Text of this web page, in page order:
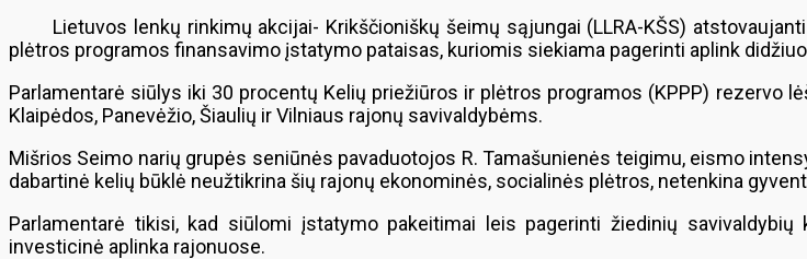
Lietuvos lenkų rinkimų akcijai- Krikščioniškų šeimų sąjungai (LLRA-KŠS)
plėtros programos finansavimo įstatymo pataisas, kuriomis siekiama pagerinti aplink
Parlamentarė siūlys iki 30 procentų Kelių priežiūros ir plėtros programos (KPPP) rezervo
Klaipėdos, Panevėžio, Šiaulių ir Vilniaus rajonų savivaldybėms.
Mišrios Seimo narių grupės seniūnės pavaduotojos R. Tamašunienės teigimu, eismo
dabartinė kelių būklė neužtikrina šių rajonų ekonominės, socialinės plėtros, netenkina
Parlamentarė tikisi, kad siūlomi įstatymo pakeitimai leis pagerinti žiedinių
investicinė aplinka rajonuose.